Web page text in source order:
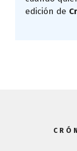
edición de